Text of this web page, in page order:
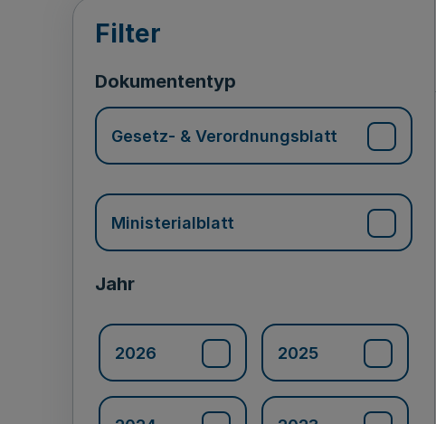
Verkündungsbereich
Filter
Dokumententyp
Gesetz- & Verordnungsblatt
Ministerialblatt
Jahr
2026 2025